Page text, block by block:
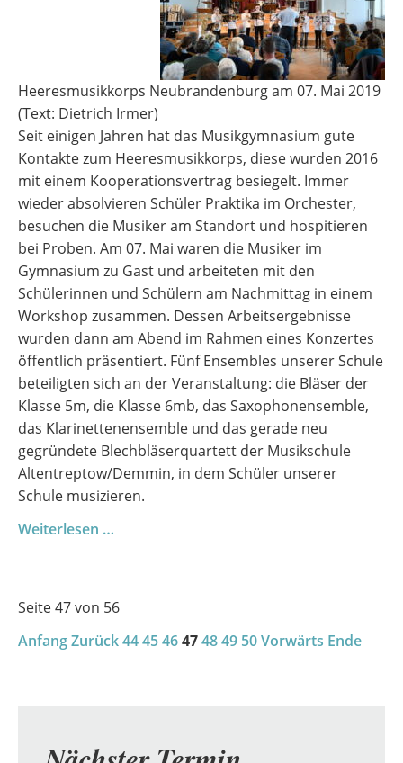
Heeresmusikkorps Neubrandenburg am 07. Mai 2019
(Text: Dietrich Irmer)
Seit einigen Jahren hat das Musikgymnasium gute
Kontakte zum Heeresmusikkorps, diese wurden 2016
mit einem Kooperationsvertrag besiegelt. Immer
wieder absolvieren Schüler Praktika im Orchester,
besuchen die Musiker am Standort und hospitieren
bei Proben. Am 07. Mai waren die Musiker im
Gymnasium zu Gast und arbeiteten mit den
Schülerinnen und Schülern am Nachmittag in einem
Workshop zusammen. Dessen Arbeitsergebnisse
wurden dann am Abend im Rahmen eines Konzertes
öffentlich präsentiert. Fünf Ensembles unserer Schule
beteiligten sich an der Veranstaltung: die Bläser der
Klasse 5m, die Klasse 6mb, das Saxophonensemble,
das Klarinettenensemble und das gerade neu
gegründete Blechbläserquartett der Musikschule
Altentreptow/Demmin, in dem Schüler unserer
Schule musizieren.
Weiterlesen …
Seite 47 von 56
AnfangZurück444546474849 50Vorwärts Ende